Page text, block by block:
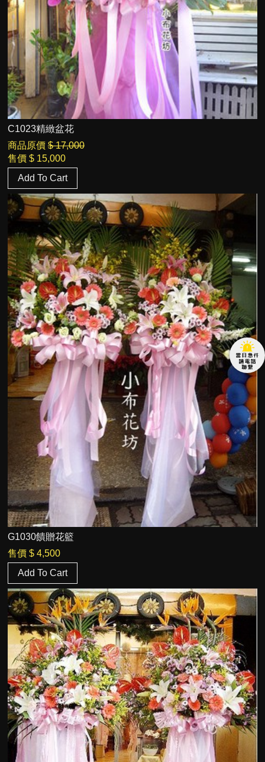
C1023精緻盆花
商品原價 $ 17,000
售價 $ 15,000
Add To Cart
G1030饋贈花籃
售價 $ 4,500
Add To Cart